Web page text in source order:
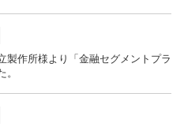
製作所様より「金融セグメントプラ